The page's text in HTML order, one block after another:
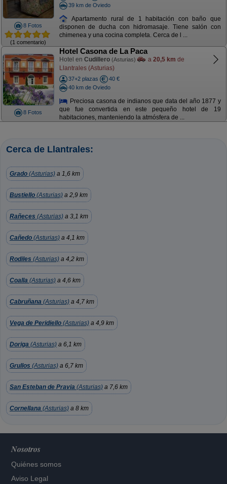
8 Fotos
(1 comentario)
39 km de Oviedo
Apartamento rural de 1 habitación con baño que
disponen de ducha con hidromasaje. Tiene salón con
chimenea y una cocina completa. Cerca de l ...
8 Fotos
Hotel Casona de La Paca
Hotel en Cudillero (Asturias) a 20,5 km de
Llantrales (Asturias)
37+2 plazas
40 €
40 km de Oviedo
Preciosa casona de indianos que data del año 1877 y
que fue convertida en este pequeño hotel de 19
habitaciones, manteniendo la atmósfera de ...
Cerca de Llantrales:
Grado (Asturias) a 1,6 km
Bustiello (Asturias) a 2,9 km
Rañeces (Asturias) a 3,1 km
Cañedo (Asturias) a 4,1 km
Rodiles (Asturias) a 4,2 km
Coalla (Asturias) a 4,6 km
Cabruñana (Asturias) a 4,7 km
Vega de Peridiello (Asturias) a 4,9 km
Doriga (Asturias) a 6,1 km
Grullos (Asturias) a 6,7 km
San Esteban de Pravia (Asturias) a 7,6 km
Cornellana (Asturias) a 8 km
Nosotros
Quiénes somos
Aviso Legal